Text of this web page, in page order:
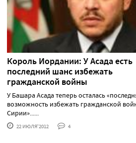
Король Иордании: У Асада есть
последний шанс избежать
гражданской войны
У Башара Асада теперь осталась
возможность избежать гражданской
Сирии»......
22 ИЮЛЯ'2012 4